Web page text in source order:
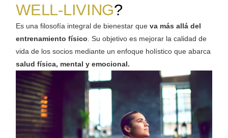
WELL-LIVING?
Es una filosofía integral de bienestar queva más allá del
entrenamiento físico . Su objetivo es mejorar la calidad de
vida de los socios mediante un enfoque holístico que abarca
salud física, mental y emocional.